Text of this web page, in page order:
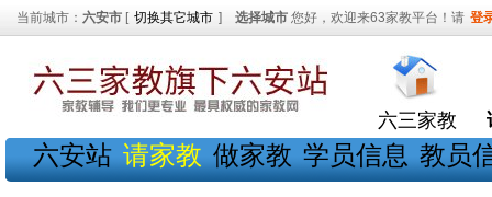
当前城市： 六安市 [ 切换其它城市 ] 选择城市 您好，欢迎来63家教平台！请 登
六三家教
六安站 请家教 做家教 学员信息 教员